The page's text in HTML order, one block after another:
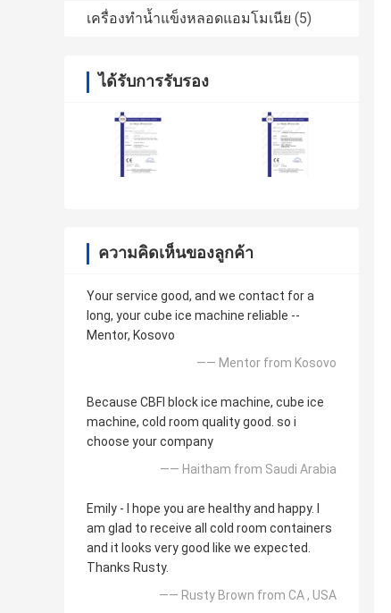
เครื่องทำน้ำแข็งหลอดแอมโมเนีย (5)
ได้รับการรับรอง
ความคิดเห็นของลูกค้า
Your service good, and we contact for a
long, your cube ice machine reliable --
Mentor, Kosovo
—— Mentor from Kosovo
Because CBFI block ice machine, cube ice
machine, cold room quality good. so i
choose your company
—— Haitham from Saudi Arabia
Emily - I hope you are healthy and happy. I
am glad to receive all cold room containers
and it looks very good like we expected.
Thanks Rusty.
—— Rusty Brown from CA , USA